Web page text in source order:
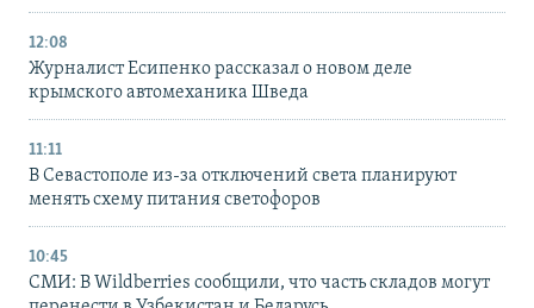
12:08
Журналист Есипенко рассказал о новом деле
крымского автомеханика Шведа
11:11
В Севастополе из-за отключений света планируют
менять схему питания светофоров
10:45
СМИ: В Wildberries сообщили, что часть складов могут